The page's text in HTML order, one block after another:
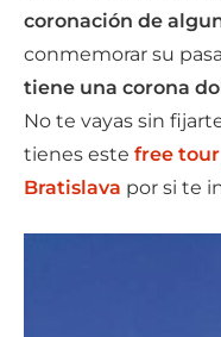
coronación de
conmemorar su
tiene una corona
No te vayas sin
tienes este free
Bratislava por si te